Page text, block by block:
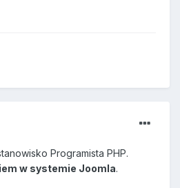
Programista PHP.
w systemie Joomla.